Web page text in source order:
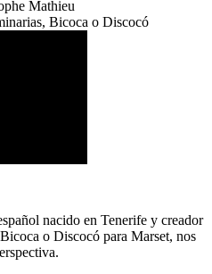
Mathieu
Bicoca o Discocó
nacido en Tenerife y creador
o Discocó para Marset, nos